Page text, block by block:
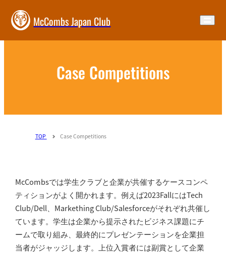
McCombs Japan Club
Case Competitions
TOP Case Competitions
McCombsでは学生クラブと企業が共催するケースコンペ
ティションがよく開かれます。例えば2023FallにはTech
Club/Dell、Markething Club/Salesforceがそれぞれ共催し
ています。学生は企業から提示されたビジネス課題にチ
ームで取り組み、最終的にプレゼンテーションを企業担
当者がジャッジします。上位入賞者には副賞として企業